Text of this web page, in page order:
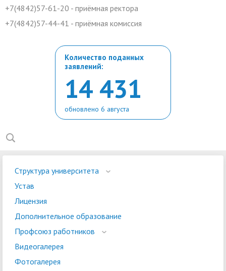
+7(4842)57-61-20 - приёмная ректора
+7(4842)57-44-41 - приёмная комиссия
Количество поданных
заявлений:
14 431
обновлено 6 августа
Структура университета
Устав
Лицензия
Дополнительное образование
Профсоюз работников
Видеогалерея
Фотогалерея